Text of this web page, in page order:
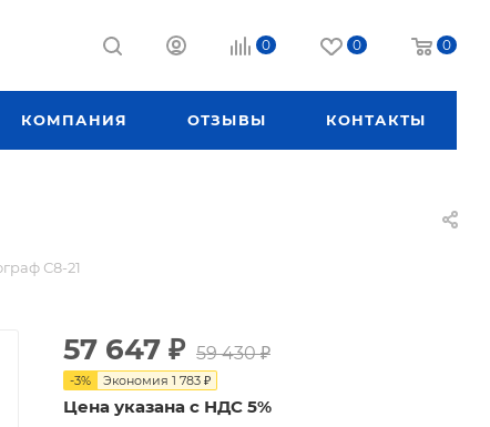
0 0 0
КОМПАНИЯ ОТЗЫВЫ КОНТАКТЫ
С8-21
57 647 ₽ 59 430₽
-3% Экономия 1 783 ₽
Цена указана с НДС 5%